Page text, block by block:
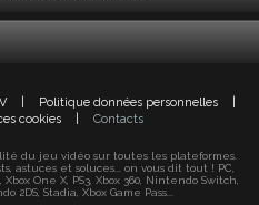
Politique données personnelles
cookies Contacts
du jeu vidéo sur toutes les plateformes.
astuces et soluces... on vous dit tout ! PC,
Xbox One X, PS3, Xbox 360, Nintendo Switch,
Stadia, Xbox Game Pass...